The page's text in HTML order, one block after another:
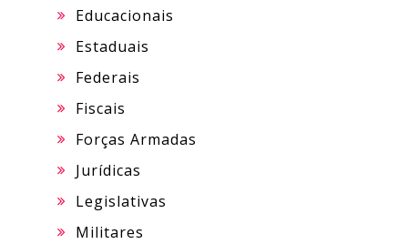
Educacionais
Estaduais
Federais
Fiscais
Forças Armadas
Jurídicas
Legislativas
Militares